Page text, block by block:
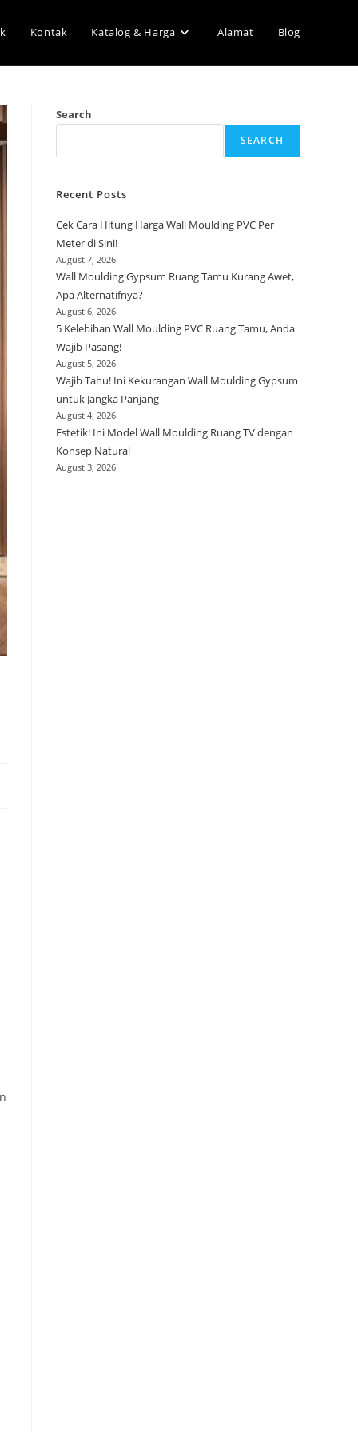
Kontak Katalog & Harga Alamat Blog
Search
SEARCH
Recent Posts
Cek Cara Hitung Harga Wall Moulding PVC Per
Meter di Sini!
August 7, 2026
Wall Moulding Gypsum Ruang Tamu Kurang Awet,
Apa Alternatifnya?
August 6, 2026
5 Kelebihan Wall Moulding PVC Ruang Tamu, Anda
Wajib Pasang!
August 5, 2026
Wajib Tahu! Ini Kekurangan Wall Moulding Gypsum
untuk Jangka Panjang
August 4, 2026
Estetik! Ini Model Wall Moulding Ruang TV dengan
Konsep Natural
August 3, 2026